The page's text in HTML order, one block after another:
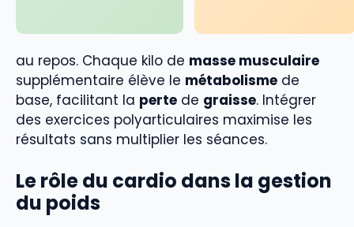
au repos. Chaque kilo de masse musculaire
supplémentaire élève le métabolisme de
base, facilitant la perte de graisse. Intégrer
des exercices polyarticulaires maximise les
résultats sans multiplier les séances.
Le rôle du cardio dans la gestion
du poids